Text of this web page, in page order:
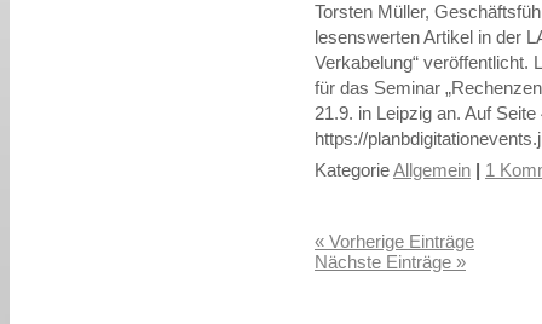
Torsten Müller,
lesenswerten Artikel in der
Verkabelung“ veröffentlicht.
für das Seminar
21.9. in Leipzig an. Auf
https://
KategorieAllgemein | 1
« Vorherige Einträge
Nächste Einträge »